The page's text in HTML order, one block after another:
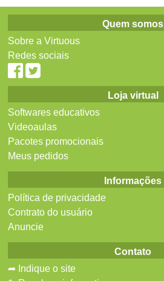
Quem somos
Sobre a Virtuous
Redes sociais
Loja virtual
Softwares educativos
Videoaulas
Pacotes promocionais
Meus pedidos
Informações
Política de privacidade
Contrato do usuário
Anuncie
Contato
➦ Indique o site